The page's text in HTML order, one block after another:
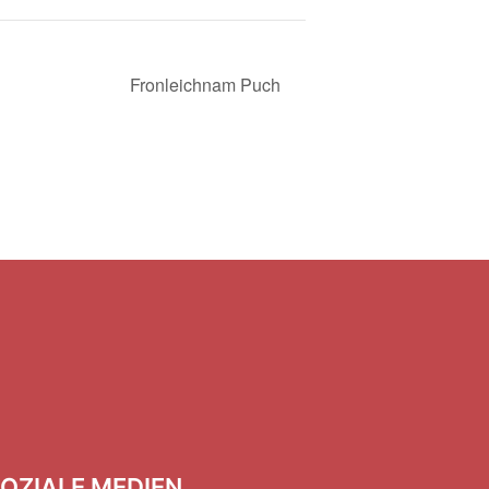
Fronleichnam Puch